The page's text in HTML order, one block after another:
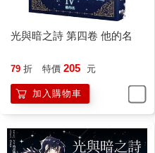
人類現在已經不再是他的同伴
有哪一個物種能像人類這樣富
種能像人類這樣恣意破壞地球
三胖不敢輕易接近那艘漁船，
是再長一百噸肉也不夠人吃的。
人類好可怕，我想回大海。
三胖想悄悄地潛回海裡，卻絲
暴露了他。
他噴出的水柱足有十幾公尺高
幾千公尺就能發現水柱，繼而
光與暗之詩 第四卷 他的名
79 折 特價 205 元
加入購物車